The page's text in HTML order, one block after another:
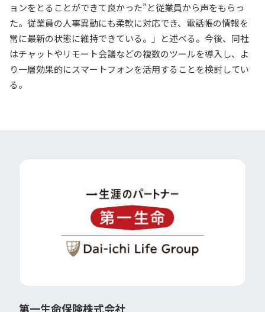
ョンをとることができて良かった”と従業員から声をもらっ
た。従業員の人事異動にも柔軟に対応でき、電話帳の情報を
常に最新の状態に維持できている。」と述べる。今後、同社
はチャットやリモート会議などの複数のツールを導入し、よ
り一層効果的にスマートフォンを活用することを検討してい
る。
第一生命保険株式会社